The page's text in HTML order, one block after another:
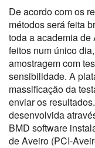
De acordo com os
métodos será feita
toda a academia de
feitos num único
amostragem com
sensibilidade. A
massificação da
enviar os
desenvolvida
BMD software
de Aveiro (PCI-